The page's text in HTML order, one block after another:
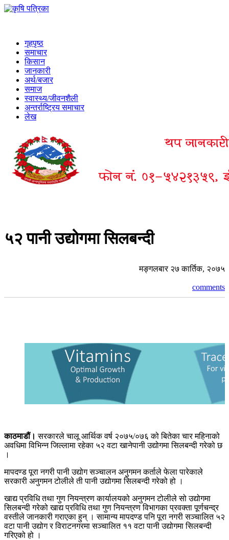
गृहपृष्ठ
समाचार
किसान
जानकारी
अर्थ/बजार
समाज
स्वास्थ्य/जीवनशैली
अन्तर्राष्ट्रिय समाचार
लेख
५२ पानी उद्योगमा सिलबन्दी
मङ्गलबार २७ कार्तिक, २०७५
comments
काठमाडौं। सरकारले चालू आर्थिक वर्ष २०७५/०७६ को बितेका चार महिनाको
अवधिमा विभिन्न जिल्लामा रहेका ५२ वटा खानेपानी उद्योगमा सिलबन्दी गरेको छ
।
मापदण्ड पूरा नगरी पानी उद्योग सञ्चालन अनुगमन कर्ताले फेला पारेकाले
सरकारी अनुगमन टोलीले ती पानी उद्योगमा सिलबन्दी गरेको हो ।
खाद्य प्रविधि तथा गुण नियन्त्रण कार्यालयको अनुगमन टोलीले सो उद्योगमा
सिलबन्दी गरेको खाद्य प्रविधि तथा गुण नियन्त्रण विभागका प्रवक्ता पूर्णचन्द्र
वस्तीले जानकारी गराएका हुन् । सामान्य मापदण्ड पनि पूरा नगरी सञ्चालित ५२
वटा पानी उद्योग र विराटनगरमा सञ्चालित ११ वटा पानी उद्योगमा सिलबन्दी
गरिएको हो ।